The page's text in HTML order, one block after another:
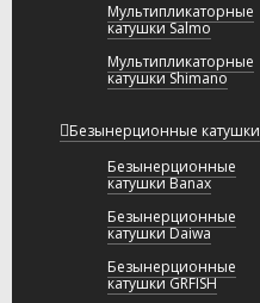
Мультипликаторные
катушки Salmo
Мультипликаторные
катушки Shimano
Безынерционные катушки
Безынерционные
катушки Banax
Безынерционные
катушки Daiwa
Безынерционные
катушки GRFISH